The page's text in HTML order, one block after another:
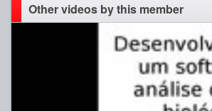
Other videos by this member